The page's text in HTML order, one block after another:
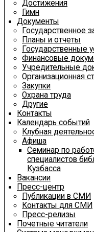
Достижения
Гимн
Документы
Государственное
Планы и отчеты
Государственные
Финансовые
Учредительные
Организационная
Закупки
Охрана труда
Другие
Контакты
Календарь событий
Клубная
Афиша
Семинар по
специалистов
Кузбасса
Вакансии
Пресс-центр
Публикации в СМИ
Контакты для СМИ
Пресс-релизы
Почетные читатели